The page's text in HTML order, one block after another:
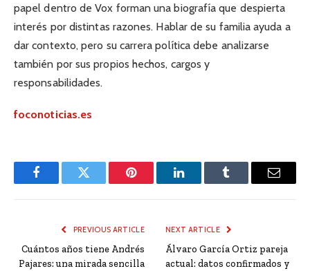
papel dentro de Vox forman una biografía que despierta
interés por distintas razones. Hablar de su familia ayuda a
dar contexto, pero su carrera política debe analizarse
también por sus propios hechos, cargos y
responsabilidades.
foconoticias.es
FacebookTwitter Pinterest LinkedInTumblr Email
PREVIOUS ARTICLE
Cuántos años tiene Andrés
Pajares: una mirada sencilla
NEXT ARTICLE
Álvaro García Ortiz pareja
actual: datos confirmados y